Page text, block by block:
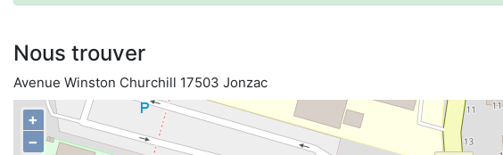
Nous trouver
Avenue Winston Churchill 17503 Jonzac
+
−